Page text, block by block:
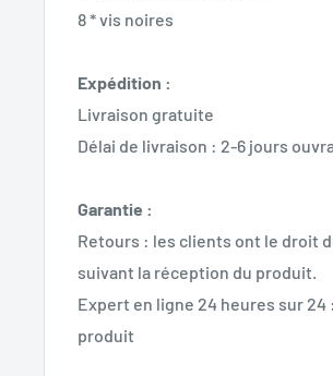
8 * vis noires
Expédition :
Livraison gratuite
Délai de livraison : 2-6 jours
Garantie :
Retours : les clients ont le droit
suivant la réception du produit.
Expert en ligne 24 heures sur
produit